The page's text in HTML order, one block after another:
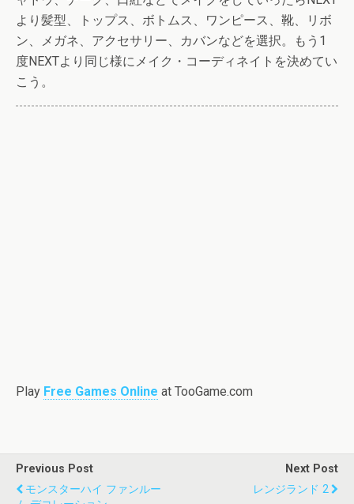
より髪型、トップス、ボトムス、ワンピース、靴、リボ
ン、メガネ、アクセサリー、カバンなどを選択。もう1
度NEXTより同じ様にメイク・コーディネイトを決めてい
こう。
Play Free Games Online at TooGame.com
Previous Post
モンスターハイ ファンルー
Next Post
レンジランド 2